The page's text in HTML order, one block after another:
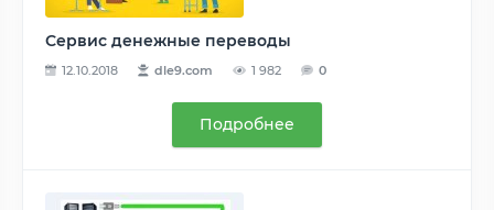
Сервис денежные переводы
12.10.2018 dle9.com 1 982 0
Подробнее